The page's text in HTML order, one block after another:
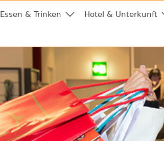
Essen & Trinken Hotel & Unterkunft